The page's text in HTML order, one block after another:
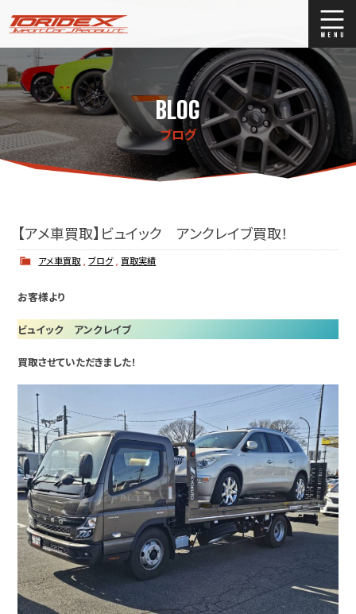
ブログ
Stock list
ストックリスト
買取
BLOG
ブログ
【アメ車買取】ビュイック アンクレイブ買取！
アメ車買取 ,ブログ, 買取実績
お客様より
ビュイック アンクレイブ
買取させていただきました！